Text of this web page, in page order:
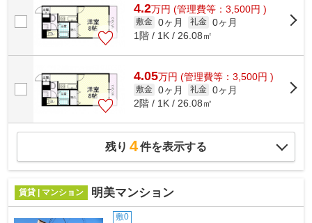
4.2万円 (管理費等：3,500円 )
敷金 0ヶ月 礼金 0ヶ月
1階 / 1K / 26.08㎡
4.05万円 (管理費等：3,500円 )
敷金 0ヶ月 礼金 0ヶ月
2階 / 1K / 26.08㎡
残り 4件を表示する
賃貸 | マンション 明美マンション
敷0